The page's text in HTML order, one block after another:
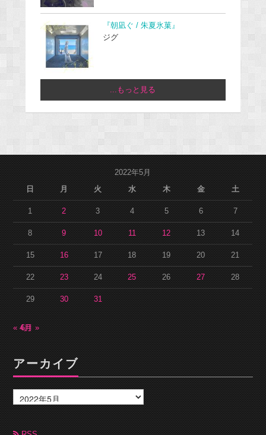
『朝凪ぐ / 朱夏氷菓』
ジグ
...もっと見る
2022年5月
日
月 火 水 木 金 土
1 2 3 4 5 6 7
8 9 10 11 12 13 14
15 16 17 18 19 20 21
22 23 24 25 26 27 28
29 30 31
« 4月6月 »
アーカイブ
ー
カ
ブ